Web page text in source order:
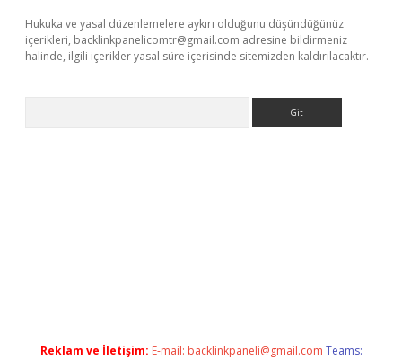
Hukuka ve yasal düzenlemelere aykırı olduğunu düşündüğünüz
içerikleri, backlinkpanelicomtr@gmail.com adresine bildirmeniz
halinde, ilgili içerikler yasal süre içerisinde sitemizden kaldırılacaktır.
Reklam ve İletişim: E-mail: backlinkpaneli@gmail.com Teams: